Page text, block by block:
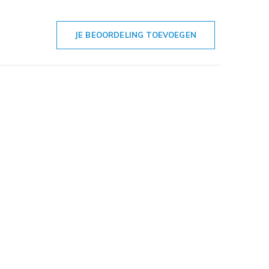
JE BEOORDELING TOEVOEGEN